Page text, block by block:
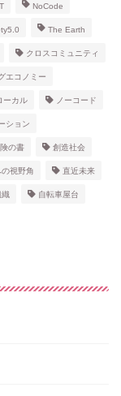
NoCode
The Earth
クロスコミュニティ
エコノミー
ーカル ノーコード
ション
の書 創造社会
視野角 直近未来
自転車屋台